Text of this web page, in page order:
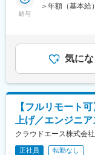
・月1日ペース
■当社の特徴
・生成AI（
るので、効率
常にキャッチア
・引き続き自社
行いたい方は歓
金融業界に特化
します。
■組織構成
・Banking SDM
・Insurance
■案件事例：
ETL層を中心に
を実現するた
西）住所：大
給与
＞年額（基本給
通じて上下す
表記です。
気に
【フルリモート
上げ／エンジニ
クラウドエース株式会社
正社員 転勤なし